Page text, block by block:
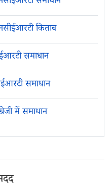
किताब
समाधान
समाधान
में समाधान